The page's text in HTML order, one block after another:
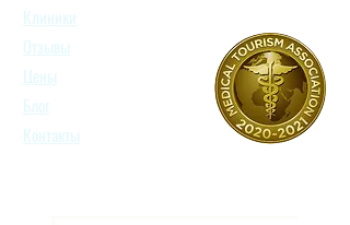
Клиники
Отзывы
Цены
Блог
Контакты